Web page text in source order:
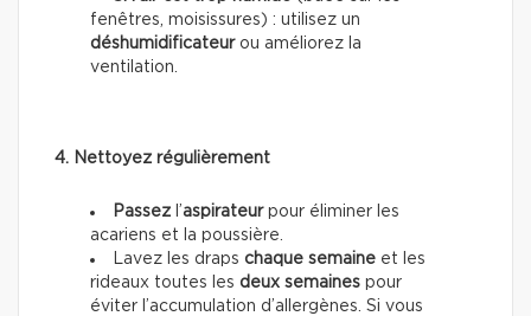
fenêtres, moisissures) : utilisez un
déshumidificateurou améliorez la
ventilation.
4. Nettoyez régulièrement
Passez l’aspirateur pour éliminer les
acariens et la poussière.
Lavez les draps chaque semaine et les
rideaux toutes les deux semaines pour
éviter l’accumulation d’allergènes. Si vous